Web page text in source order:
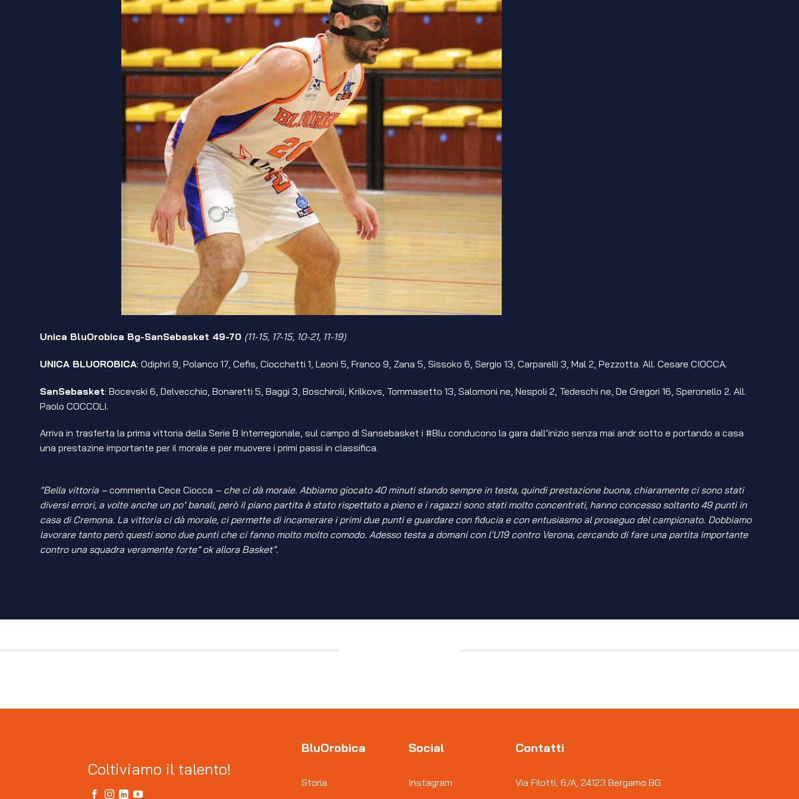
Unica BluOrobica Bg-SanSebasket 49-70 (11-15, 17-15, 10-21, 11-19)
UNICA BLUOROBICA: Odiphri 9, Polanco 17, Cefis, Ciocchetti 1, Leoni 5, Franco 9, Zana 5, Sissoko 6, Sergio 13, Carparelli 3, Mal 2, Pezzotta. All. Cesare CIOCCA.
SanSebasket: Bocevski 6, Delvecchio, Bonaretti 5, Baggi 3, Boschiroli, Krilkovs, Tommasetto 13, Salomoni ne, Nespoli 2, Tedeschi ne, De Gregori 16, Speronello 2. All.
Paolo COCCOLI.
Arriva in trasferta la prima vittoria della Serie B Interregionale, sul campo di Sansebasket i #Blu conducono la gara dall’inizio senza mai andr sotto e portando a casa
una prestazine importante per il morale e per muovere i primi passi in classifica.
“Bella vittoria –commenta Cece Ciocca – che ci dà morale. Abbiamo giocato 40 minuti stando sempre in testa, quindi prestazione buona, chiaramente ci sono stati
diversi errori, a volte anche un po’ banali, però il piano partita è stato rispettato a pieno e i ragazzi sono stati molto concentrati, hanno concesso soltanto 49 punti in
casa di Cremona. La vittoria ci dà morale, ci permette di incamerare i primi due punti e guardare con fiducia e con entusiasmo al proseguo del campionato. Dobbiamo
lavorare tanto però questi sono due punti che ci fanno molto molto comodo. Adesso testa a domani con l’U19 contro Verona, cercando di fare una partita importante
contro una squadra veramente forte” ok allora Basket”.
Coltiviamo il talento!
BluOrobica
Storia
Social
Instagram
Contatti
Via Filotti, 6/A, 24123 Bergamo BG